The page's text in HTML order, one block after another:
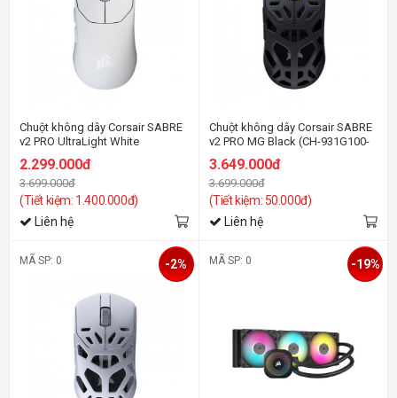
Chuột không dây Corsair SABRE
v2 PRO UltraLight White
2.299.000đ
3.699.000đ
(Tiết kiệm: 1.400.000đ)
Liên hệ
Chuột không dây Corsair SABRE
v2 PRO MG Black (CH-931G100-
3.649.000đ
3.699.000đ
(Tiết kiệm: 50.000đ)
Liên hệ
MÃ SP: 0 -2% MÃ SP: 0 -19%